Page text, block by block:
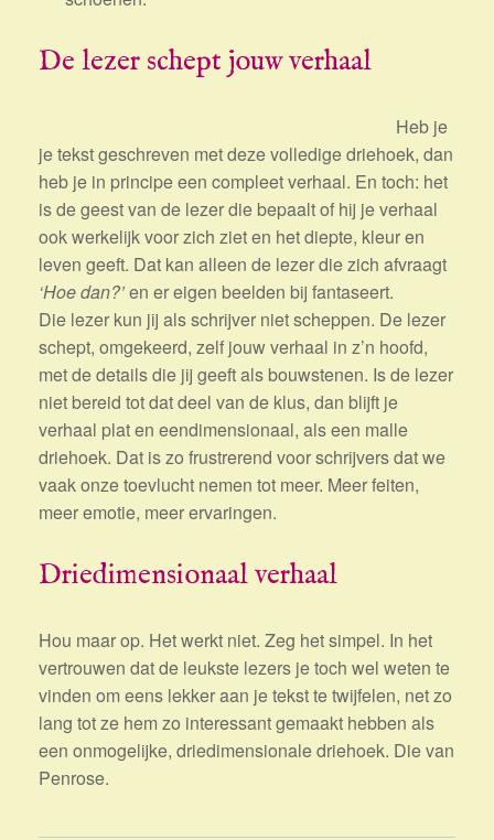
De lezer schept jouw verhaal
Heb je
je tekst geschreven met deze volledige driehoek, dan
heb je in principe een compleet verhaal. En toch: het
is de geest van de lezer die bepaalt of hij je verhaal
ook werkelijk voor zich ziet en het diepte, kleur en
leven geeft. Dat kan alleen de lezer die zich afvraagt
‘Hoe dan?’en er eigen beelden bij fantaseert.
Die lezer kun jij als schrijver niet scheppen. De lezer
schept, omgekeerd, zelf jouw verhaal in z’n hoofd,
met de details die jij geeft als bouwstenen. Is de lezer
niet bereid tot dat deel van de klus, dan blijft je
verhaal plat en eendimensionaal, als een malle
driehoek. Dat is zo frustrerend voor schrijvers dat we
vaak onze toevlucht nemen tot meer. Meer feiten,
meer emotie, meer ervaringen.
Driedimensionaal verhaal
Hou maar op. Het werkt niet. Zeg het simpel. In het
vertrouwen dat de leukste lezers je toch wel weten te
vinden om eens lekker aan je tekst te twijfelen, net zo
lang tot ze hem zo interessant gemaakt hebben als
een onmogelijke, driedimensionale driehoek. Die van
Penrose.